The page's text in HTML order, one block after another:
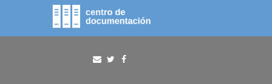
fototeca procura